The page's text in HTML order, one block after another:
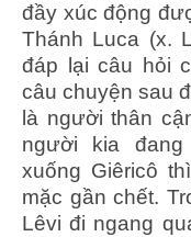
đầy xúc động
Thánh Luca (x.
đáp lại câu hỏi
câu chuyện sau
là người thân
người kia
xuống Giêricô
mặc gần chết.
Lêvi đi ngang